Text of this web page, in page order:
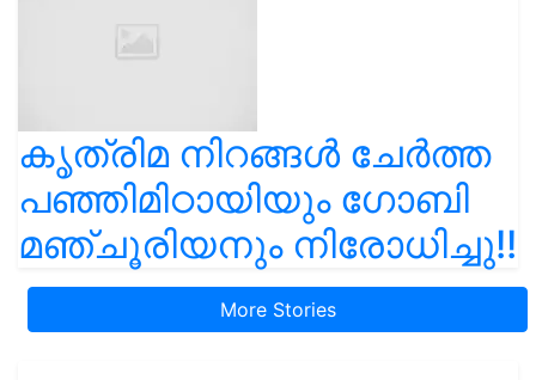
കൃത്രിമ നിറങ്ങൾ ചേർത്ത
പഞ്ഞിമിഠായിയും ഗോബി
മഞ്ചൂരിയനും നിരോധിച്ചു!!
More Stories